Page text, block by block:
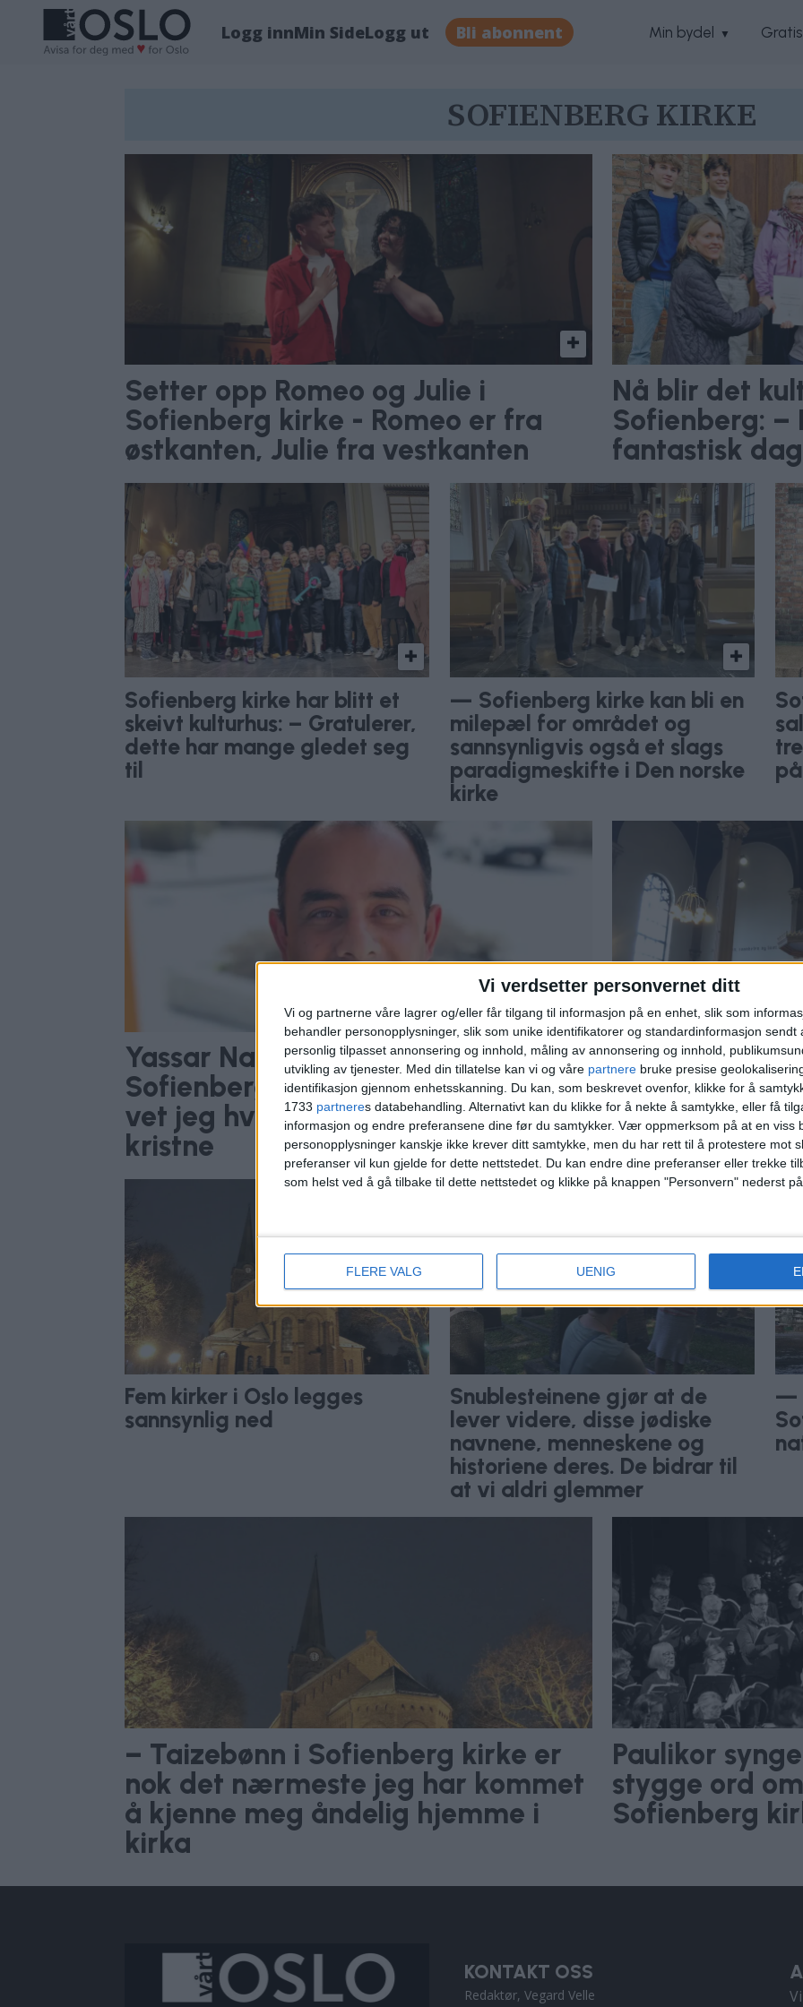
Vi verdsetter personvernet ditt
Vi og partnerne våre lagrer og/eller får tilgang til informasjon på en enhet, slik som
behandler personopplysninger, slik som unike identifikatorer og standardinformasjon sendt
personlig tilpasset annonsering og innhold, måling av annonsering og innhold,
utvikling av tjenester. Med din tillatelse kan vi og våre partnere bruke presise
identifikasjon gjennom enhetsskanning. Du kan, som beskrevet ovenfor, klikke for å
1733 partneres databehandling. Alternativt kan du klikke for å nekte å samtykke, eller få
informasjon og endre preferansene dine før du samtykker. Vær oppmerksom på at en viss
personopplysninger kanskje ikke krever ditt samtykke, men du har rett til å protestere mot
preferanser vil kun gjelde for dette nettstedet. Du kan endre dine preferanser eller trekke
som helst ved å gå tilbake til dette nettstedet og klikke på knappen "Personvern" nederst på
FLERE VALG UENIG
Logg innMin SideLogg ut Bli abonnent Min bydel
sofienberg
SOFIENBERG KIRKE
Setter opp Romeo og Julie i
Sofienberg kirke - Romeo er fra
østkanten, Julie fra vestkanten
Nå blir det
Sofienberg: –
fantastisk dag
Sofienberg kirke har blitt et
skeivt kulturhus: – Gratulerer,
dette har mange gledet seg
til
— Sofienberg kirke kan bli en
milepæl for området og
sannsynligvis også et slags
paradigmeskifte i Den norske
kirke
Yassar Nazir stanset innbrudd i
Sofienberg kirke: – Som muslim
vet jeg hvor viktig påsken er for
kristne
På søndag
gudstjeneste
år
Fem kirker i Oslo legges
sannsynlig ned
Snublesteinene gjør at de
lever videre, disse jødiske
navnene, menneskene og
historiene deres. De bidrar til
at vi aldri glemmer
—
– Taizebønn i Sofienberg kirke er
nok det nærmeste jeg har kommet
å kjenne meg åndelig hjemme i
kirka
Paulikor
stygge ord
Sofienberg
KONTAKT OSS
Redaktør, Vegard Velle